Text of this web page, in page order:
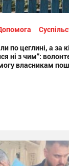
по цеглині, а за
ні з чим”:
власникам